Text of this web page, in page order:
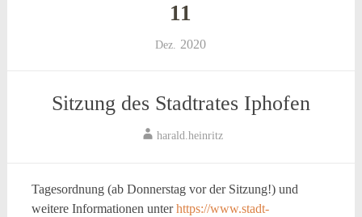
11
Dez. 2020
Sitzung des Stadtrates Iphofen
harald.heinritz
Tagesordnung (ab Donnerstag vor der Sitzung!) und
weitere Informationen unterhttps://www.stadt-